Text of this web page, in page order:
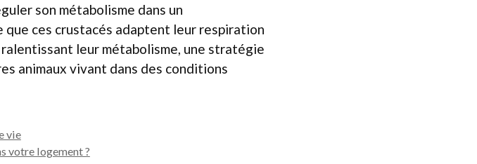
son métabolisme dans un
ces crustacés adaptent leur respiration
leur métabolisme, une stratégie
animaux vivant dans des conditions
vie
votre logement ?